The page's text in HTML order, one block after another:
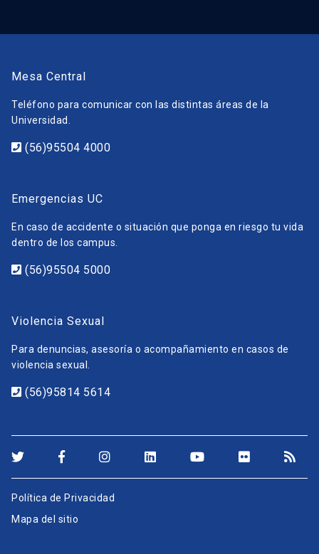
Mesa Central
Teléfono para comunicar con las distintas áreas de la
Universidad.
(56)95504 4000
Emergencias UC
En caso de accidente o situación que ponga en riesgo tu vida
dentro de los campus.
(56)95504 5000
Violencia Sexual
Para denuncias, asesoría o acompañamiento en casos de
violencia sexual.
(56)95814 5614
Política de Privacidad
Mapa del sitio